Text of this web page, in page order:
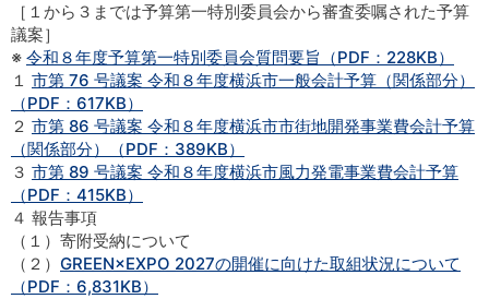
［１から３までは予算第一特別委員会から審査委嘱された予算
議案］
※ 令和８年度予算第一特別委員会質問要旨（PDF：228KB）
１ 市第 76 号議案 令和８年度横浜市一般会計予算（関係部分）
（PDF：617KB）
２ 市第 86 号議案 令和８年度横浜市市街地開発事業費会計予算
（関係部分）（PDF：389KB）
３ 市第 89 号議案 令和８年度横浜市風力発電事業費会計予算
（PDF：415KB）
４ 報告事項
（１）寄附受納について
（２） GREEN×EXPO 2027の開催に向けた取組状況について
（PDF：6,831KB）